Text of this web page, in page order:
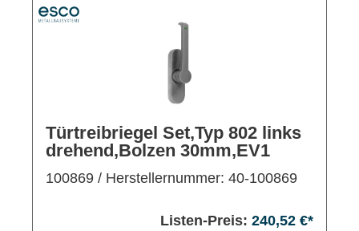
Türtreibriegel Set,Typ 802 links
drehend,Bolzen 30mm,EV1
100869 / Herstellernummer: 40-100869
Listen-Preis: 240,52 €*